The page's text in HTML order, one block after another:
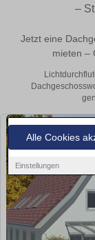
Alle Cookies
Einstellungen
–
Jetzt eine
mieten –